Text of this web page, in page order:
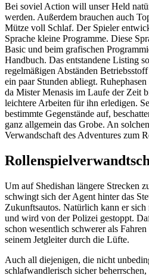
Bei soviel Action will unser Held
werden. Außerdem brauchen auch
Mütze voll Schlaf. Der Spieler
Sprache kleine Programme. Diese
Basic und beim grafischen
Handbuch. Das entstandene Listing
regelmäßigen Abständen
ein paar Stunden abliegt.
da Mister Menasis im Laufe der Zeit
leichtere Arbeiten für ihn erledigen.
bestimmte Gegenstände auf,
ganz allgemein das Grobe. An
Verwandschaft des Adventures zum
Um auf Shedishan längere Strecken
schwingt sich der Agent hinter das
Zukunftsautos. Natürlich kann er
und wird von der Polizei gestoppt.
schon wesentlich schwerer als
seinem Jetgleiter durch die Lüfte.
Auch all diejenigen, die nicht
schlafwandlerisch sicher